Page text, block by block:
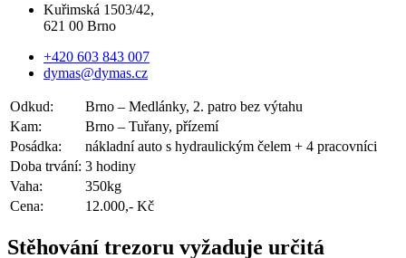
Kuřimská 1503/42,
621 00 Brno
+420 603 843 007
dymas@dymas.cz
Odkud:
Brno – Medlánky, 2. patro bez výtahu
Kam:
Brno – Tuřany, přízemí
Posádka:
nákladní auto s hydraulickým čelem + 4 pracovníci
Doba trvání: 3 hodiny
Vaha:
350kg
Cena:
12.000,- Kč
Stěhování trezoru vyžaduje určitá